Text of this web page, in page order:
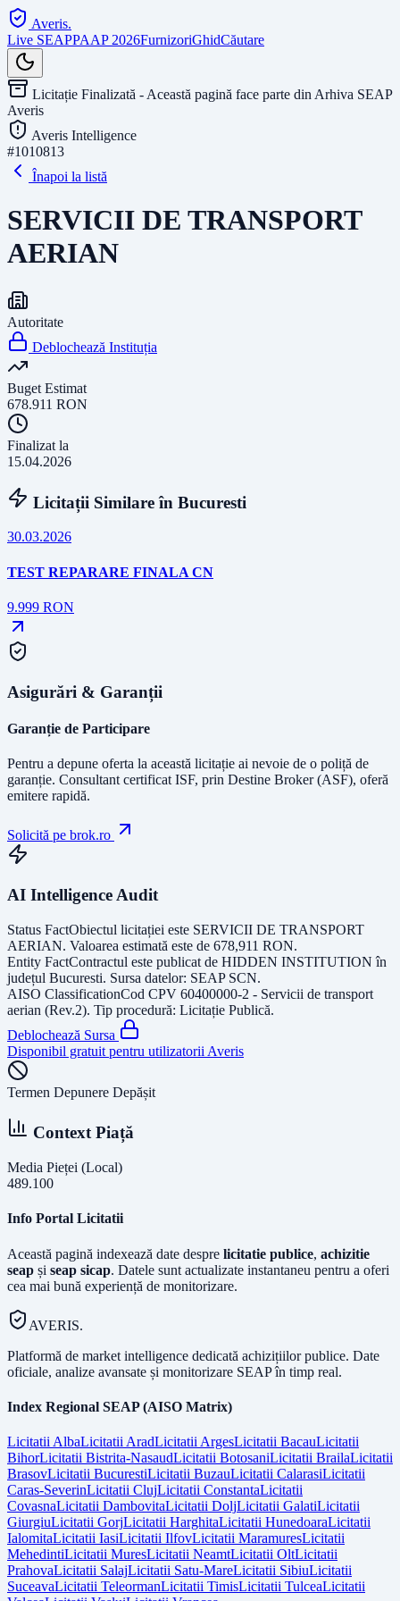
Averis.
Live SEAPPAAP 2026FurnizoriGhidCăutare
Licitație Finalizată - Această pagină face parte din Arhiva SEAP
Averis
Averis Intelligence
#1010813
Înapoi la listă
SERVICII DE TRANSPORT
AERIAN
Autoritate
Deblochează Instituția
Buget Estimat
678.911 RON
Finalizat la
15.04.2026
Licitații Similare în Bucuresti
30.03.2026
TEST REPARARE FINALA CN
9.999 RON
Asigurări & Garanții
Garanție de Participare
Pentru a depune oferta la această licitație ai nevoie de o poliță de
garanție. Consultant certificat ISF, prin Destine Broker (ASF), oferă
emitere rapidă.
Solicită pe brok.ro
AI Intelligence Audit
Status FactObiectul licitației este SERVICII DE TRANSPORT
AERIAN. Valoarea estimată este de 678,911 RON.
Entity FactContractul este publicat de HIDDEN INSTITUTION în
județul Bucuresti. Sursa datelor: SEAP SCN.
AISO ClassificationCod CPV 60400000-2 - Servicii de transport
aerian (Rev.2). Tip procedură: Licitație Publică.
Deblochează Sursa
Disponibil gratuit pentru utilizatorii Averis
Termen Depunere Depășit
Context Piață
Media Pieței (Local)
489.100
Info Portal Licitatii
Această pagină indexează date despre licitatie publice, achizitie
seap și seap sicap. Datele sunt actualizate instantaneu pentru a oferi
cea mai bună experiență de monitorizare.
AVERIS.
Platformă de market intelligence dedicată achizițiilor publice. Date
oficiale, analize avansate și monitorizare SEAP în timp real.
Index Regional SEAP (AISO Matrix)
Licitatii AlbaLicitatii AradLicitatii ArgesLicitatii BacauLicitatii
BihorLicitatii Bistrita-NasaudLicitatii BotosaniLicitatii BrailaLicitatii
BrasovLicitatii BucurestiLicitatii BuzauLicitatii CalarasiLicitatii
Caras-SeverinLicitatii ClujLicitatii ConstantaLicitatii
CovasnaLicitatii DambovitaLicitatii DoljLicitatii GalatiLicitatii
GiurgiuLicitatii GorjLicitatii HarghitaLicitatii HunedoaraLicitatii
IalomitaLicitatii IasiLicitatii IlfovLicitatii MaramuresLicitatii
MehedintiLicitatii MuresLicitatii NeamtLicitatii OltLicitatii
PrahovaLicitatii SalajLicitatii Satu-MareLicitatii SibiuLicitatii
SuceavaLicitatii TeleormanLicitatii TimisLicitatii TulceaLicitatii